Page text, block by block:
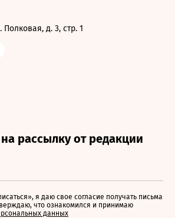
Полковая, д. 3, стр. 1
я даю свое согласие получать письма
что ознакомился и принимаю
данных